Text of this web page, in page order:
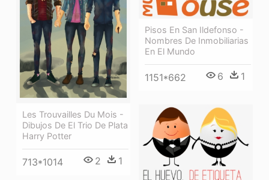
Les Trouvailles Du Mois -
Dibujos De El Trio De Plata
Harry Potter
713*1014 2 1
Pisos En San Ildefonso -
Nombres De Inmobiliarias
En El Mundo
1151*662 6 1